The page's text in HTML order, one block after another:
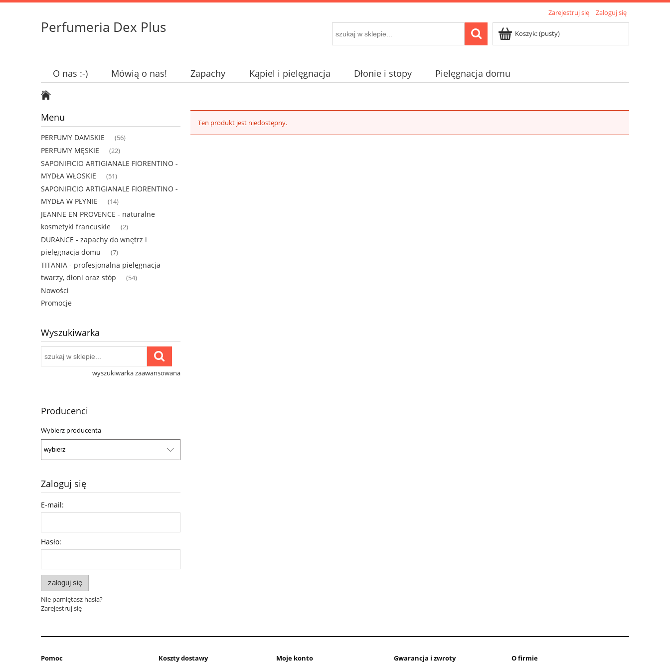
Zarejestruj się Zaloguj się
Perfumeria Dex Plus Koszyk:(pusty)
O nas :-) Mówią o nas! Zapachy Kąpiel i pielęgnacja Dłonie i stopy Pielęgnacja domu
Menu
PERFUMY DAMSKIE (56)
PERFUMY MĘSKIE (22)
SAPONIFICIO ARTIGIANALE FIORENTINO -
MYDŁA WŁOSKIE
(51)
SAPONIFICIO ARTIGIANALE FIORENTINO -
MYDŁA W PŁYNIE
(14)
JEANNE EN PROVENCE - naturalne
kosmetyki francuskie
(2)
DURANCE - zapachy do wnętrz i
pielęgnacja domu
(7)
TITANIA - profesjonalna pielęgnacja
twarzy, dłoni oraz stóp
(54)
Nowości
Promocje
Wyszukiwarka
wyszukiwarka zaawansowana
Producenci
Wybierz producenta
Zaloguj się
E-mail:
Hasło:
zaloguj się
Nie pamiętasz hasła?
Zarejestruj się
Ten produkt jest niedostępny.
Pomoc Koszty dostawy Moje konto Gwarancja i zwroty O firmie